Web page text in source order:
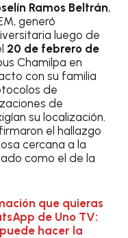
Ramos Beltrán,
generó
luego de
20 de febrero de
Chamilpa en
con su familia
de
de
su localización.
el hallazgo
cercana a la
como el de la
que quieras
de Uno TV:
puede hacer la